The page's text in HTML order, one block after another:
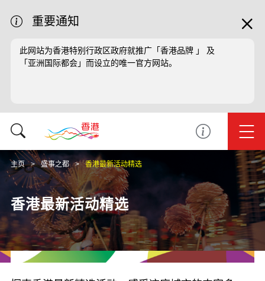
重要通知
此网站为香港特别行政区政府就推广「香港品牌 」 及
「亚洲国际都会」而设立的唯一官方网站。
主页 盛事之都 香港最新活动精选
香港最新活动精选